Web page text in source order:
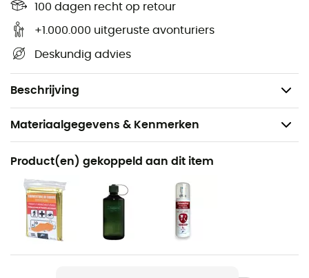
100 dagen recht op retour
+1.000.000 uitgeruste avonturiers
Deskundig advies
Beschrijving
Materiaal: Polyamide.
Materiaalgegevens & Kenmerken
Aanbevolen voor
Wandelen / Trekking
Voor
Heren / Dames
Product
Product(en) gekoppeld aan dit item